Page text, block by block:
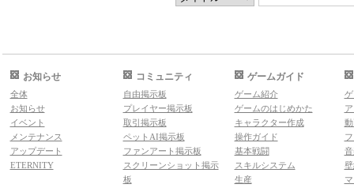
お知らせ
全体
お知らせ
イベント
メンテナンス
アップデート
ETERNITY
コミュニティ
自由掲示板
プレイヤー掲示板
取引掲示板
ペットAI掲示板
ファンアート掲示板
スクリーンショット掲示
板
ゲームガイド
ゲーム紹介
ゲームのはじめかた
キャラクター作成
操作ガイド
基本戦闘
スキルシステム
生産